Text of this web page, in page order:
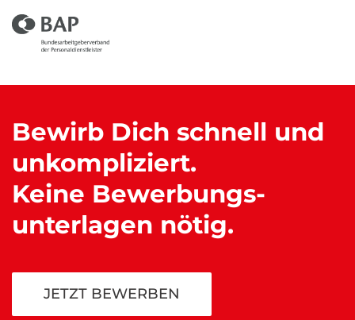
Bewirb Dich schnell und
unkompliziert.
Keine Bewerbungs-
unterlagen nötig.
JETZT BEWERBEN